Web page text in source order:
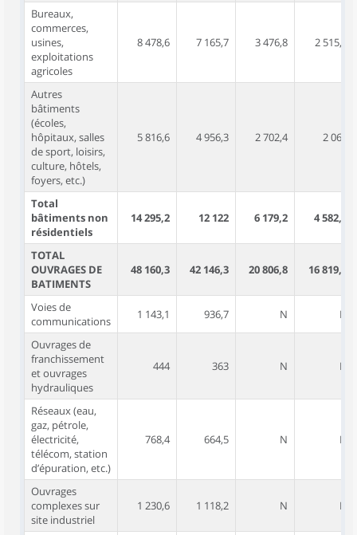
Bureaux,
commerces,
usines,
exploitations
agricoles
8 478,6 7 165,7 3 476,8 2 515,4
Autres
bâtiments
(écoles,
hôpitaux, salles
de sport, loisirs,
culture, hôtels,
foyers, etc.)
5 816,6 4 956,3 2 702,4 2 067
Total
bâtiments non
résidentiels
14 295,2 12 122 6 179,2 4 582,4
TOTAL
OUVRAGES DE
BATIMENTS
48 160,3 42 146,3 20 806,8 16 819,5
Voies de
communications
1 143,1 936,7 N N
Ouvrages de
franchissement
et ouvrages
hydrauliques
444 363 N N
Réseaux (eau,
gaz, pétrole,
électricité,
télécom, station
d’épuration, etc.)
768,4 664,5 N N
Ouvrages
complexes sur
site industriel
1 230,6 1 118,2 N N